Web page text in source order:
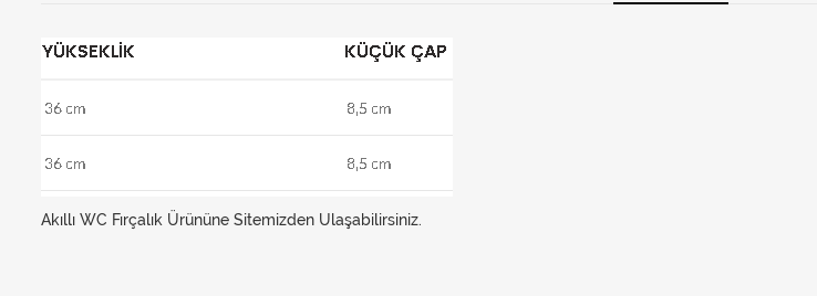
Akıllı WC Fırçalık Ürününe Sitemizden Ulaşabilirsiniz.